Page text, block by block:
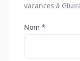
vacances à
Nom *